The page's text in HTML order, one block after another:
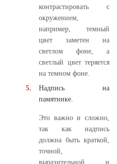
контрастировать с
окружением,
например, темный
цвет заметен на
светлом фоне, а
светлый цвет теряется
на темном фоне.
Надпись на
памятнике.
Это важно и сложно,
так как надпись
должна быть краткой,
точной,
выразительной и